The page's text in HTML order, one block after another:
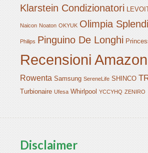
Klarstein Condizionatori LEVOIT
Naicon Noaton OKYUK Olimpia
Philips Pinguino De Longhi
Recensioni
Rowenta Samsung SereneLife SHINCO
Turbionaire Ufesa Whirlpool YCCYHQ ZENIRO
Disclaimer